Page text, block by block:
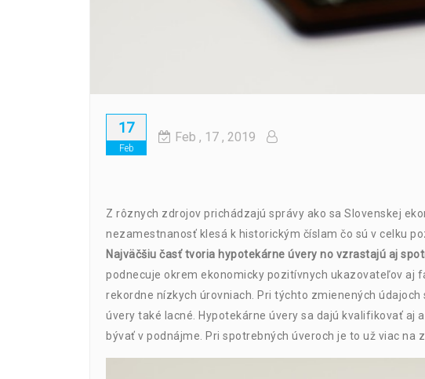
17
Feb
Feb , 17 , 2019
Z rôznych zdrojov prichádzajú správy ako sa Slovenskej
nezamestnanosť klesá k historickým číslam čo sú v celku
Najväčšiu časť tvoria hypotekárne úvery no vzrastajú aj
podnecuje okrem ekonomicky pozitívnych ukazovateľov aj
rekordne nízkych úrovniach. Pri týchto zmienených
úvery také lacné. Hypotekárne úvery sa dajú kvalifikovať aj
bývať v podnájme. Pri spotrebných úveroch je to už viac na